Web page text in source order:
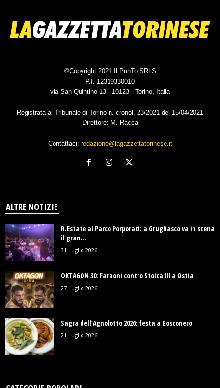
©Copyright 2021 Il PunTo SRLS
P.I. 12319330010
via San Quintino 13 - 10123 - Torino, Italia
Registrata al Tribunale di Torino n. cronol. 23/2021 del 15/04/2021
Direttore: M. Racca
Contattaci: redazione@lagazzettatorinese.it
ALTRE NOTIZIE
R.Estate al Parco Porporati: a Grugliasco va in scena
il gran...
31 Luglio 2026
OKTAGON 30: Faraoni contro Stoica III a Ostia
27 Luglio 2026
Sagra dell’Agnolotto 2026: festa a Bosconero
21 Luglio 2026